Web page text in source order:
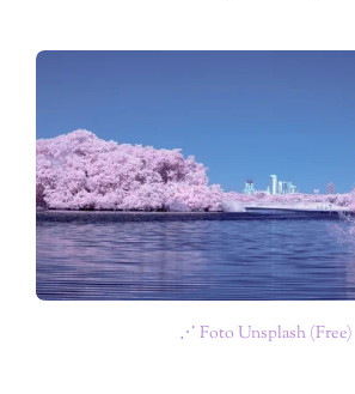
⋰ Foto Unsplash (Free)